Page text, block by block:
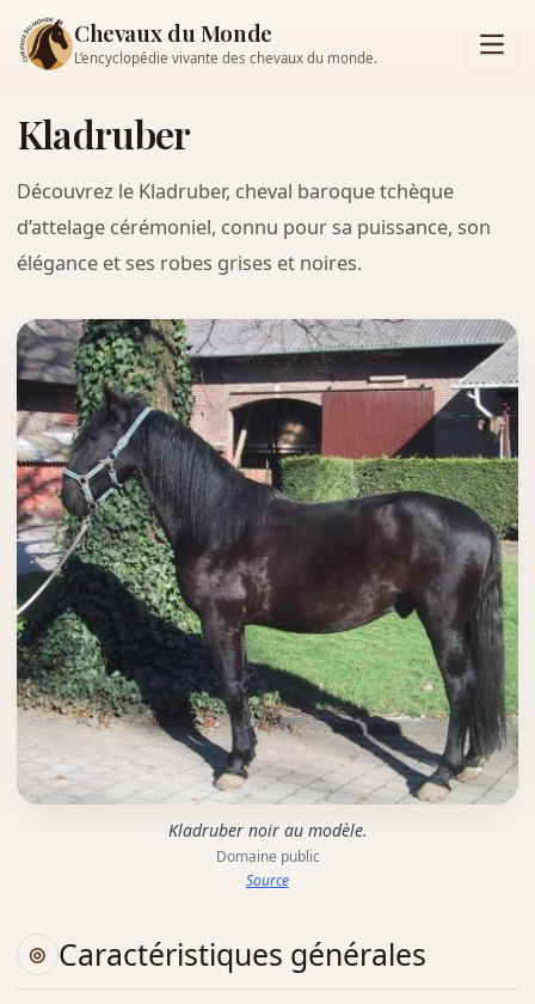
Chevaux du Monde
L’encyclopédie vivante des chevaux du monde.
Kladruber
Découvrez le Kladruber, cheval baroque tchèque
d’attelage cérémoniel, connu pour sa puissance, son
élégance et ses robes grises et noires.
Kladruber noir au modèle.
Domaine public
Source
Caractéristiques générales